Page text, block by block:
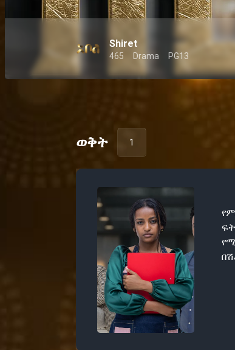
Shiret
465 Drama PG13
ወቅት 1